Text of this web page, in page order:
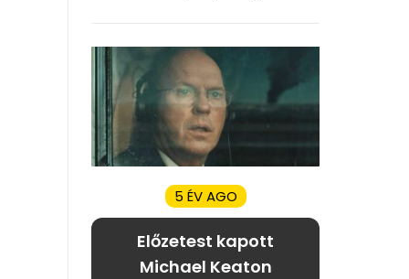
5 ÉV AGO
Előzetest kapott
Michael Keaton